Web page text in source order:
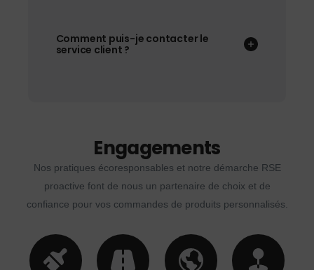
Comment puis-je contacter le
service client ?
Engagements
Nos pratiques écoresponsables et notre démarche RSE
proactive font de nous un partenaire de choix et de
confiance pour vos commandes de produits personnalisés.